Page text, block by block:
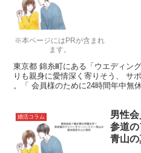
※本ページにはPRが含まれ
ます。
東京都 錦糸町にある「ウエディン
りも親身に愛情深く寄りそう、 サ
。「 会員様のために24時間年中無
婚活コラム
男性
参道
青山